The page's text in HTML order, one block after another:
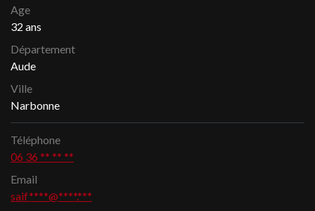
Age
32 ans
Département
Aude
Ville
Narbonne
Téléphone
06 36 ** ** **
Email
saif****@****.***